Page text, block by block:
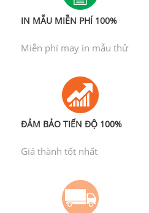
IN MẪU MIỄN PHÍ 100%
Miễn phí may in mẫu thử
ĐẢM BẢO TIẾN ĐỘ 100%
Giá thành tốt nhất